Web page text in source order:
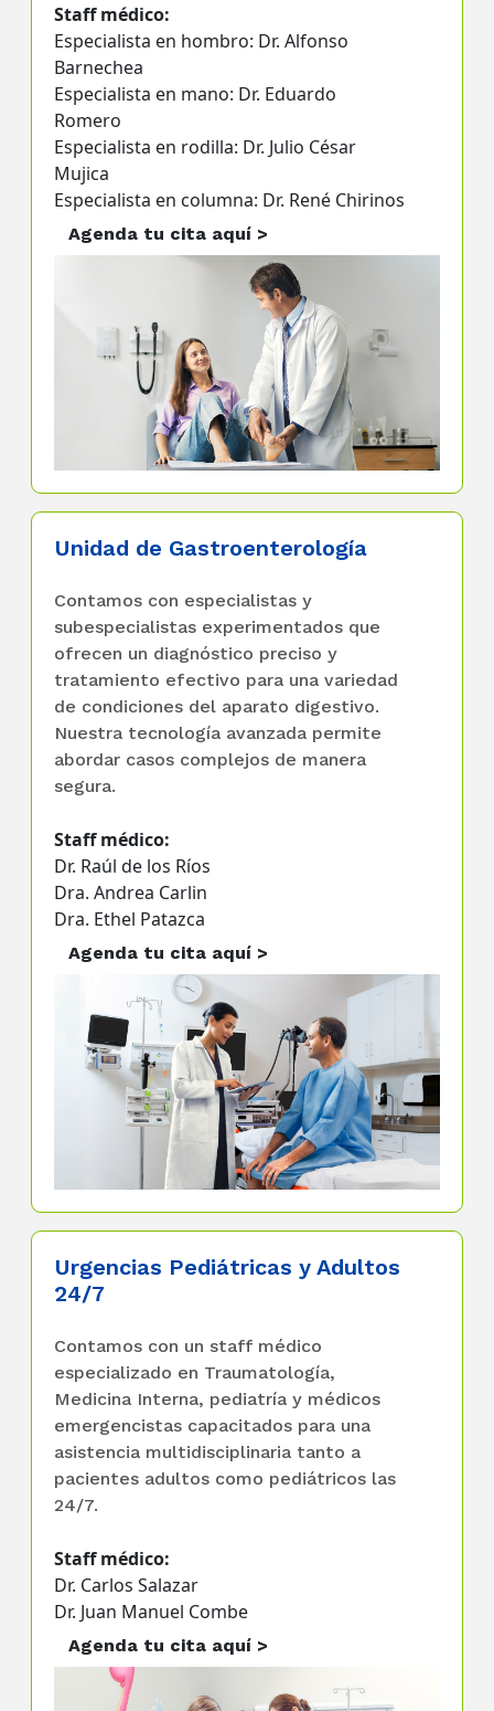
Staff médico:
Especialista en hombro: Dr. Alfonso
Barnechea
Especialista en mano: Dr. Eduardo
Romero
Especialista en rodilla: Dr. Julio César
Mujica
Especialista en columna: Dr. René Chirinos
Agenda tu cita aquí >
Unidad de Gastroenterología
Contamos con especialistas y
subespecialistas experimentados que
ofrecen un diagnóstico preciso y
tratamiento efectivo para una variedad
de condiciones del aparato digestivo.
Nuestra tecnología avanzada permite
abordar casos complejos de manera
segura.
Staff médico:
Dr. Raúl de los Ríos
Dra. Andrea Carlin
Dra. Ethel Patazca
Agenda tu cita aquí >
Urgencias Pediátricas y Adultos
24/7
Contamos con un staff médico
especializado en Traumatología,
Medicina Interna, pediatría y médicos
emergencistas capacitados para una
asistencia multidisciplinaria tanto a
pacientes adultos como pediátricos las
24/7.
Staff médico:
Dr. Carlos Salazar
Dr. Juan Manuel Combe
Agenda tu cita aquí >